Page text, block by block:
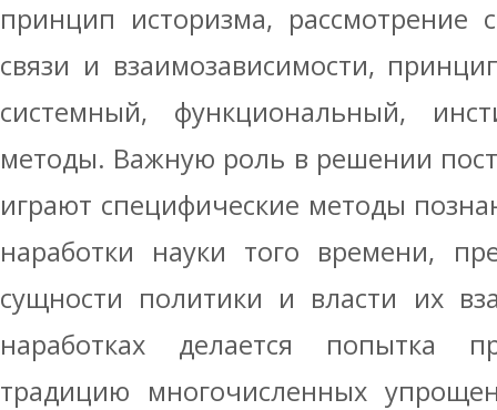
принцип историзма, рассмотрение
связи и взаимозависимости,
системный, функциональный,
методы. Важную роль в решении
играют специфические методы
наработки науки того времени,
сущности политики и власти их
наработках делается попытка
традицию многочисленных